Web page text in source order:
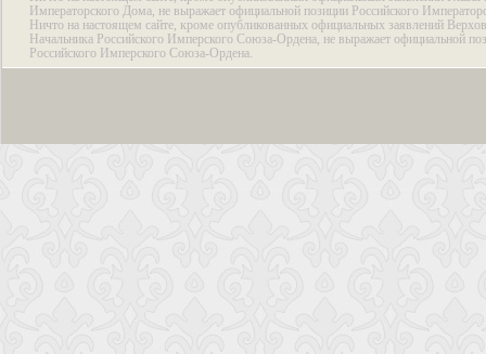
Императорского Дома, не выражает официальной позиции Российского
Ничто на настоящем сайте, кроме опубликованных официальных заявлений
Начальника Российского Имперского Союза-Ордена, не выражает официальной
Российского Имперского Союза-Ордена.